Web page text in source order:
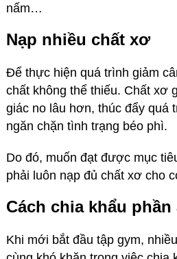
nấm…
Nạp nhiều chất xơ
Để thực hiện quá trình giảm
chất không thể thiếu. Chất xơ
giác no lâu hơn, thúc đẩy quá
ngăn chặn tình trạng béo phì.
Do đó, muốn đạt được mục
phải luôn nạp đủ chất xơ cho
Cách chia khẩu
Khi mới bắt đầu tập gym,